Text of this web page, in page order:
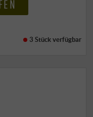
3 Stückverfügbar